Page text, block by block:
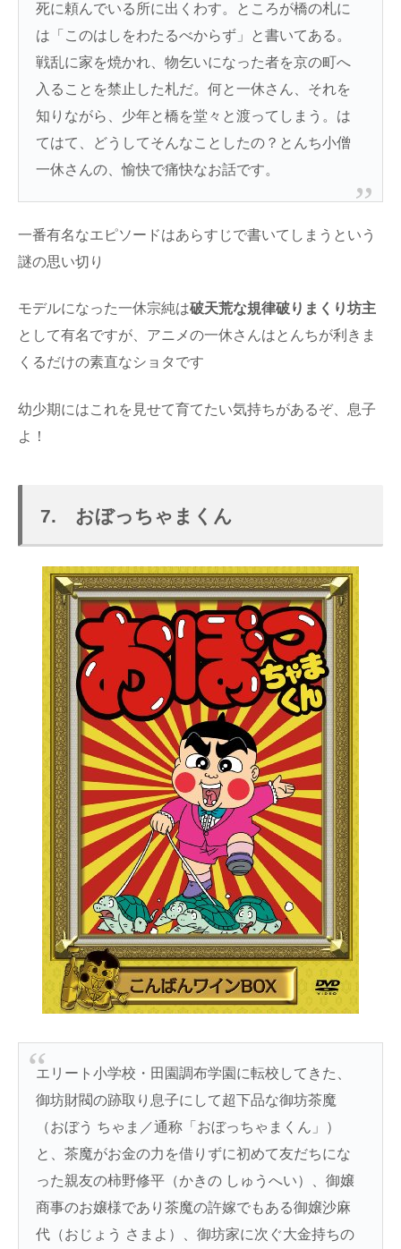
死に頼んでいる所に出くわす。ところが橋の札に
は「このはしをわたるべからず」と書いてある。
戦乱に家を焼かれ、物乞いになった者を京の町へ
入ることを禁止した札だ。何と一休さん、それを
知りながら、少年と橋を堂々と渡ってしまう。は
てはて、どうしてそんなことしたの？とんち小僧
一休さんの、愉快で痛快なお話です。
一番有名なエピソードはあらすじで書いてしまうという
謎の思い切り
モデルになった一休宗純は破天荒な規律破りまくり坊主
として有名ですが、アニメの一休さんはとんちが利きま
くるだけの素直なショタです
幼少期にはこれを見せて育てたい気持ちがあるぞ、息子
よ！
7. おぼっちゃまくん
エリート小学校・田園調布学園に転校してきた、
御坊財閥の跡取り息子にして超下品な御坊茶魔
（おぼう ちゃま／通称「おぼっちゃまくん」）
と、茶魔がお金の力を借りずに初めて友だちにな
った親友の柿野修平（かきの しゅうへい）、御嬢
商事のお嬢様であり茶魔の許嫁でもある御嬢沙麻
代（おじょう さまよ）、御坊家に次ぐ大金持ちの